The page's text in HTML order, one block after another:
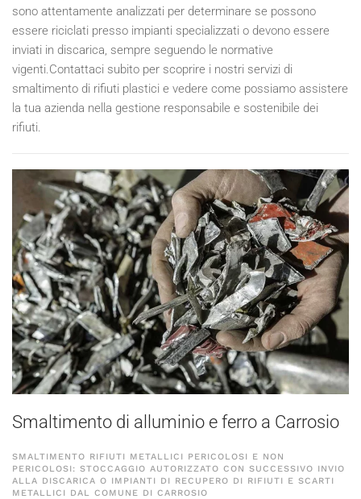
sono attentamente analizzati per determinare se possono
essere riciclati presso impianti specializzati o devono essere
inviati in discarica, sempre seguendo le normative
vigenti.Contattaci subito per scoprire i nostri servizi di
smaltimento di rifiuti plastici e vedere come possiamo assistere
la tua azienda nella gestione responsabile e sostenibile dei
rifiuti.
Smaltimento di alluminio e ferro a Carrosio
SMALTIMENTO RIFIUTI METALLICI PERICOLOSI E NON
PERICOLOSI: STOCCAGGIO AUTORIZZATO CON SUCCESSIVO INVIO
ALLA DISCARICA O IMPIANTI DI RECUPERO DI RIFIUTI E SCARTI
METALLICI DAL COMUNE DI CARROSIO